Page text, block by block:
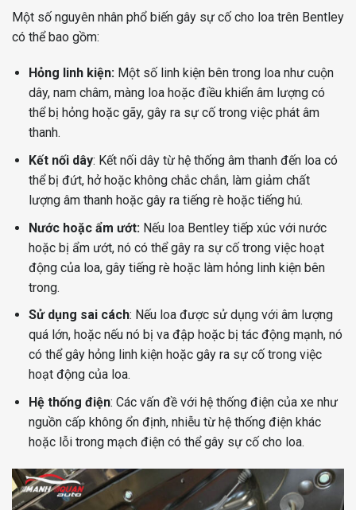
Một số nguyên nhân phổ biến gây sự cố cho loa trên Bentley
có thể bao gồm:
Hỏng linh kiện:Một số linh kiện bên trong loa như cuộn
dây, nam châm, màng loa hoặc điều khiển âm lượng có
thể bị hỏng hoặc gãy, gây ra sự cố trong việc phát âm
thanh.
Kết nối dây: Kết nối dây từ hệ thống âm thanh đến loa có
thể bị đứt, hở hoặc không chắc chắn, làm giảm chất
lượng âm thanh hoặc gây ra tiếng rè hoặc tiếng hú.
Nước hoặc ẩm ướt:Nếu loa Bentley tiếp xúc với nước
hoặc bị ẩm ướt, nó có thể gây ra sự cố trong việc hoạt
động của loa, gây tiếng rè hoặc làm hỏng linh kiện bên
trong.
Sử dụng sai cách: Nếu loa được sử dụng với âm lượng
quá lớn, hoặc nếu nó bị va đập hoặc bị tác động mạnh, nó
có thể gây hỏng linh kiện hoặc gây ra sự cố trong việc
hoạt động của loa.
Hệ thống điện: Các vấn đề với hệ thống điện của xe như
nguồn cấp không ổn định, nhiễu từ hệ thống điện khác
hoặc lỗi trong mạch điện có thể gây sự cố cho loa.